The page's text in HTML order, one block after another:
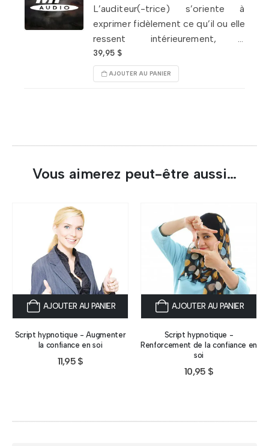
L’auditeur(-trice) s’oriente à
exprimer fidèlement ce qu’il ou elle
ressent intérieurement, à
communiquer authentiquement,
dans le respect de soi et la
confiance. Favorise l’expression
39,95 $
AJOUTER AU PANIER
Vous aimerez peut-être aussi…
AJOUTER AU PANIER
Script hypnotique - Augmenter
la confiance en soi
11,95 $
AJOUTER AU PANIER
Script hypnotique -
Renforcement de la confiance en
soi
10,95 $